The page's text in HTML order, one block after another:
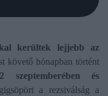
kerültek lejjebb az
követő hónapban történt
szeptemberében és
a rezsiválság a